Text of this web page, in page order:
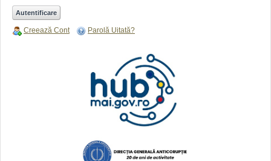
Creează Cont Parolă Uitată?